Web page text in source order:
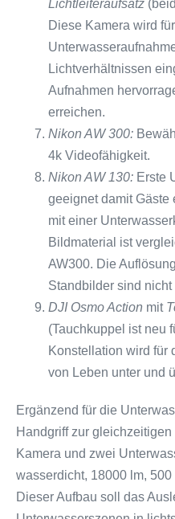
Lichtleiteraufsatz
Diese Kamera wird
Lichtverhältnissen
Aufnahmen
erreichen.
Nikon AW 300:
4k Videofähigkeit.
Nikon AW 130: Erste
geeignet damit Gäste
mit einer
Bildmaterial ist
AW300. Die
Standbilder sind nicht
DJI Osmo Action mit
(Tauchkuppel ist neu
Konstellation wird für
von Leben unter und
Ergänzend für die
Handgriff zur
Kamera und zwei
wasserdicht, 18000 lm,
Dieser Aufbau soll das